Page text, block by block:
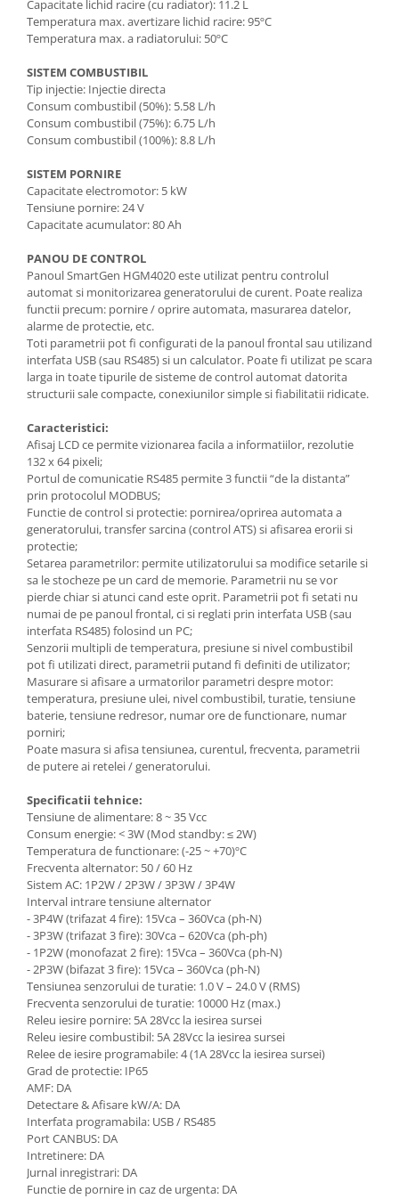
Scarificatoare
Taietoare beton si asfalt
Taietoare materiale
Turnuri de lumina
Betoniere
Roabe motorizate
Ventilatoare industriale
Palane si vinciuri
Transpaleti hidraulici
Tehnica diamantata
Masini de carotat
Carote diamantate
Masini de canelat
Discuri diamantate
Echipamente pentru taiere
Masini de taiat gresie si faianta
Masini de taiat lemn (circular)
Masini de taiat gresie/faianta
manuale
Masini de tencuit, gletuit, zugravit
Masini de tencuit si gletuit
Pompe de zugravit, gletuit, vopsit
Accesorii utilaje constructii
Pompe de beton
Compresoare
Compresoare angrenare directa
Compresoare angrenare curea
Accesorii compresoare
Incalzitoare de aer
Aeroterme gaz
Aeroterme electrice
Tunuri de aer cald cu ardere
directa
Tunuri de aer cald cu ardere
indirecta
Incalzitoare universale cu ulei
Incalzitoare terase
Panouri radiante
Accesorii
Redresoare si roboti pornire
Pompe de apa
Motopompe
Pompe submersibile de inalta
presiune
Pompe submersibile apa murdara
Pompe de suprafata centrifugale
Capacitate lichid racire (cu radiator): 11.2 L
Temperatura max. avertizare lichid racire: 95ºC
Temperatura max. a radiatorului: 50ºC
SISTEM COMBUSTIBIL
Tip injectie: Injectie directa
Consum combustibil (50%): 5.58 L/h
Consum combustibil (75%): 6.75 L/h
Consum combustibil (100%): 8.8 L/h
SISTEM PORNIRE
Capacitate electromotor: 5 kW
Tensiune pornire: 24 V
Capacitate acumulator: 80 Ah
PANOU DE CONTROL
Panoul SmartGen HGM4020 este utilizat pentru controlul
automat si monitorizarea generatorului de curent. Poate realiza
functii precum: pornire / oprire automata, masurarea datelor,
alarme de protectie, etc.
Toti parametrii pot fi configurati de la panoul frontal sau utilizand
interfata USB (sau RS485) si un calculator. Poate fi utilizat pe scara
larga in toate tipurile de sisteme de control automat datorita
structurii sale compacte, conexiunilor simple si fiabilitatii ridicate.
Caracteristici:
Afisaj LCD ce permite vizionarea facila a informatiilor, rezolutie
132 x 64 pixeli;
Portul de comunicatie RS485 permite 3 functii “de la distanta”
prin protocolul MODBUS;
Functie de control si protectie: pornirea/oprirea automata a
generatorului, transfer sarcina (control ATS) si afisarea erorii si
protectie;
Setarea parametrilor: permite utilizatorului sa modifice setarile si
sa le stocheze pe un card de memorie. Parametrii nu se vor
pierde chiar si atunci cand este oprit. Parametrii pot fi setati nu
numai de pe panoul frontal, ci si reglati prin interfata USB (sau
interfata RS485) folosind un PC;
Senzorii multipli de temperatura, presiune si nivel combustibil
pot fi utilizati direct, parametrii putand fi definiti de utilizator;
Masurare si afisare a urmatorilor parametri despre motor:
temperatura, presiune ulei, nivel combustibil, turatie, tensiune
baterie, tensiune redresor, numar ore de functionare, numar
porniri;
Poate masura si afisa tensiunea, curentul, frecventa, parametrii
de putere ai retelei / generatorului.
Specificatii tehnice:
Tensiune de alimentare: 8 ~ 35 Vcc
Consum energie: < 3W (Mod standby: ≤ 2W)
Temperatura de functionare: (-25 ~ +70)ºC
Frecventa alternator: 50 / 60 Hz
Sistem AC: 1P2W / 2P3W / 3P3W / 3P4W
Interval intrare tensiune alternator
- 3P4W (trifazat 4 fire): 15Vca – 360Vca (ph-N)
- 3P3W (trifazat 3 fire): 30Vca – 620Vca (ph-ph)
- 1P2W (monofazat 2 fire): 15Vca – 360Vca (ph-N)
- 2P3W (bifazat 3 fire): 15Vca – 360Vca (ph-N)
Tensiunea senzorului de turatie: 1.0 V – 24.0 V (RMS)
Frecventa senzorului de turatie: 10000 Hz (max.)
Releu iesire pornire: 5A 28Vcc la iesirea sursei
Releu iesire combustibil: 5A 28Vcc la iesirea sursei
Relee de iesire programabile: 4 (1A 28Vcc la iesirea sursei)
Grad de protectie: IP65
AMF: DA
Detectare & Afisare kW/A: DA
Interfata programabila: USB / RS485
Port CANBUS: DA
Intretinere: DA
Jurnal inregistrari: DA
Functie de pornire in caz de urgenta: DA